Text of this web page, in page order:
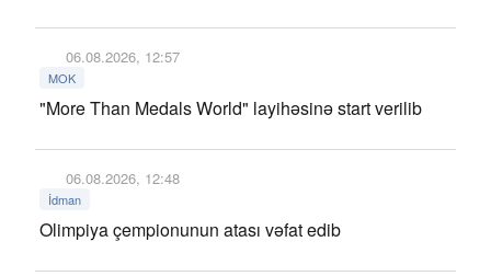
06.08.2026, 12:57
MOK
"More Than Medals World" layihəsinə start verilib
06.08.2026, 12:48
İdman
Olimpiya çempionunun atası vəfat edib